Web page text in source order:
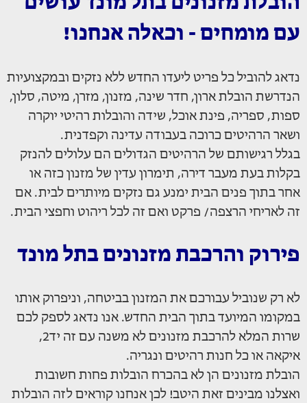
עם מומחים - וכאלה אנחנו!
נדאג להוביל כל פריט ליעדו החדש ללא נזקים ובמקצועיות
הנדרשת הובלת ארון, חדר שינה, מזנון, מזרן, מיטה, סלון,
ספות, ספריה, פינת אוכל, שידה והובלות רהיטי יוקרה
ושאר הרהיטים כרוכה בעבודה עדינה וקפדנית.
בגלל רגישותם של הרהיטים הגדולים הם עלולים להנזק
בקלות בעת מעבר דירה, תימרון עדין של מזנון כזה או
אחר בתוך פנים הבית ימנע גם נזקים מיותרים לבית. אם
זה לאריחי הרצפה/ פרקט ואם זה לכל ריהוט וחפצי הבית.
פירוק והרכבת מזנונים בתל מונד
לא רק שנוביל עבורכם את המזנון בביטחה, וניפרוק אותו
במקומו המיועד בתוך הבית החדש. אנו נדאג לספק לכם
שרות המלא להרכבת מזנונים לא משנה עם זה יד2,
איקאה או כל חנות רהיטים ונגריה.
הובלת מזנונים הן לא בהכרח הובלות פחות חשובות
ואצלנו מבינים זאת היטב! לכן אנחנו קוראים לזה הובלות